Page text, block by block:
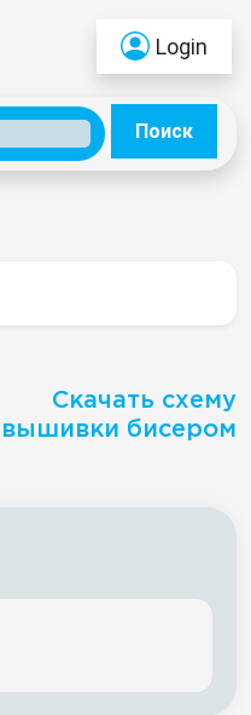
Login
Поиск
Скачать схему
вышивки бисером